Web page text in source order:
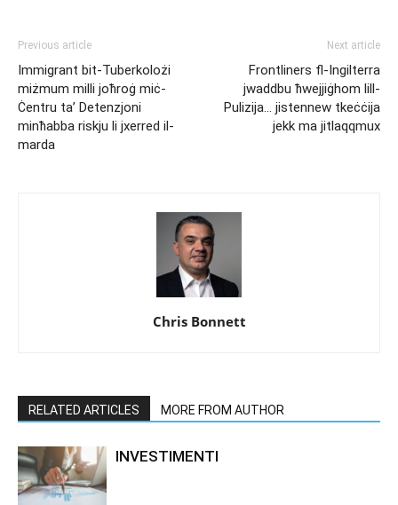
Previous article
Immigrant bit-Tuberkolożi
miżmum milli joħroġ miċ-
Ċentru ta’ Detenzjoni
minħabba riskju li jxerred il-
marda
Next article
Frontliners fl-Ingilterra
jwaddbu ħwejjiġhom lill-
Pulizija… jistennew tkeċċija
jekk ma jitlaqqmux
Chris Bonnett
RELATED ARTICLES MORE FROM AUTHOR
INVESTIMENTI